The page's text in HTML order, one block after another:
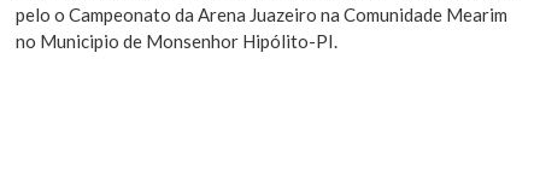
pelo o Campeonato da Arena Juazeiro na Comunidade Mearim
no Municipio de Monsenhor Hipólito-PI.